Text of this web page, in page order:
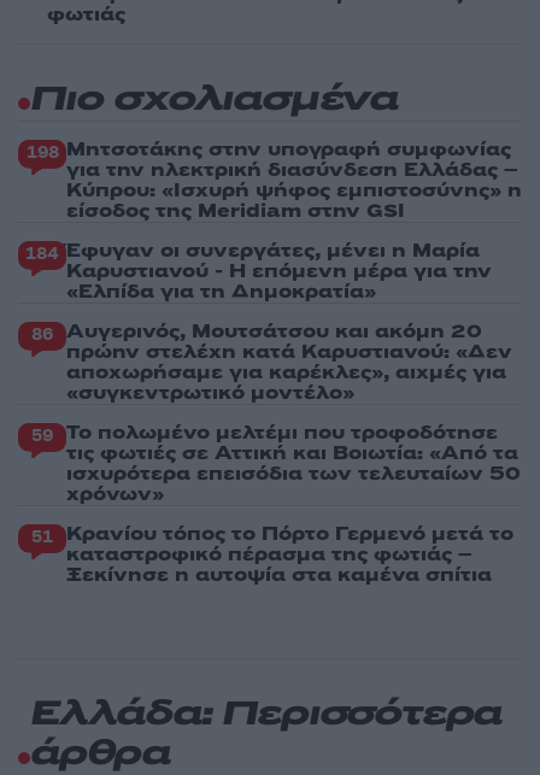
φωτιάς
Πιο σχολιασμένα
198 Μητσοτάκης στην υπογραφή συμφωνίας
για την ηλεκτρική διασύνδεση Ελλάδας –
Κύπρου: «Ισχυρή ψήφος εμπιστοσύνης» η
είσοδος της Meridiam στην GSI
184 Έφυγαν οι συνεργάτες, μένει η Μαρία
Καρυστιανού - Η επόμενη μέρα για την
«Ελπίδα για τη Δημοκρατία»
86 Αυγερινός, Μουτσάτσου και ακόμη 20
πρώην στελέχη κατά Καρυστιανού: «Δεν
αποχωρήσαμε για καρέκλες», αιχμές για
«συγκεντρωτικό μοντέλο»
59 Το πολωμένο μελτέμι που τροφοδότησε
τις φωτιές σε Αττική και Βοιωτία: «Από τα
ισχυρότερα επεισόδια των τελευταίων 50
χρόνων»
51 Κρανίου τόπος το Πόρτο Γερμενό μετά το
καταστροφικό πέρασμα της φωτιάς –
Ξεκίνησε η αυτοψία στα καμένα σπίτια
Ελλάδα: Περισσότερα
άρθρα